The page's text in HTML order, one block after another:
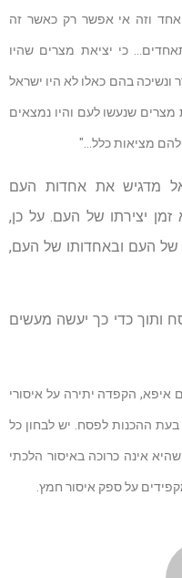
וזה אי אפשר רק כאשר זה
כי יציאת מצרים שהיו
ונשיכה בהם כאלו לא היו ישראל
מצרים שנעשו לעם והיו נמצאים
להם מציאות כלל…"
מדגיש את אחדות העם
זמן יצירתו של העם. על כן,
של העם ובאחדותו של העם,
ותוך כדי כך יעשה מעשים
איפא, הקפדה יתירה על איסורי
ההכנות לפסח. יש לבחון כל
אינה כרוכה באיסור הלכתי
על ספק איסור חמץ.